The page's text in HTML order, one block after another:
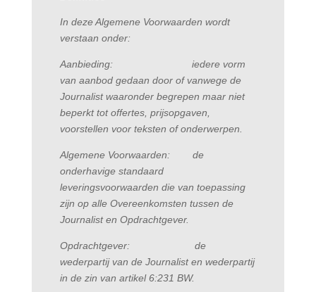
In deze Algemene Voorwaarden wordt
verstaan onder:
Aanbieding: iedere vorm
van aanbod gedaan door of vanwege de
Journalist waaronder begrepen maar niet
beperkt tot offertes, prijsopgaven,
voorstellen voor teksten of onderwerpen.
Algemene Voorwaarden: de
onderhavige standaard
leveringsvoorwaarden die van toepassing
zijn op alle Overeenkomsten tussen de
Journalist en Opdrachtgever.
Opdrachtgever: de
wederpartij van de Journalist en wederpartij
in de zin van artikel 6:231 BW.